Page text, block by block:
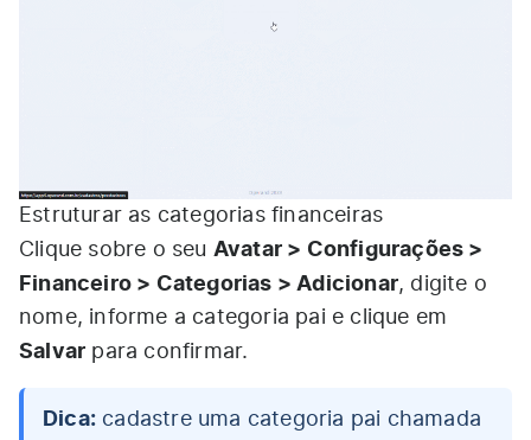
Estruturar as categorias financeiras
Clique sobre o seu Avatar > Configurações >
Financeiro > Categorias > Adicionar, digite o
nome, informe a categoria pai e clique em
Salvar para confirmar.
Dica: cadastre uma categoria pai chamada